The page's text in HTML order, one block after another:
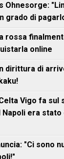
Ohnesorge:
grado di
rossa
online
dirittura di
Vigo fa sul
era stato
"Ci sono